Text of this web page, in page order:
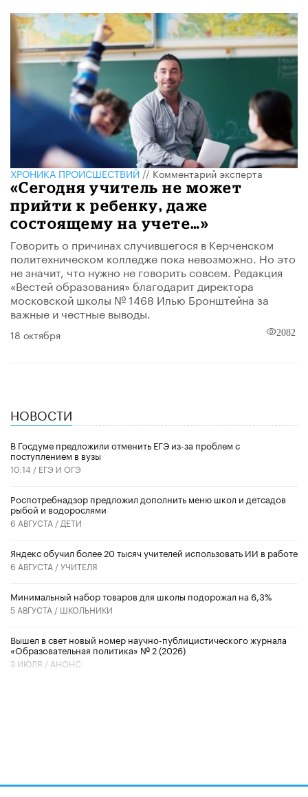
ХРОНИКА ПРОИСШЕСТВИЙ//Комментарий эксперта
«Сегодня учитель не может
прийти к ребенку, даже
состоящему на учете…»
Говорить о причинах случившегося в Керченском
политехническом колледже пока невозможно. Но это
не значит, что нужно не говорить совсем. Редакция
«Вестей образования» благодарит директора
московской школы № 1468 Илью Бронштейна за
важные и честные выводы.
18 октября 2082
НОВОСТИ
В Госдуме предложили отменить ЕГЭ из-за проблем с
поступлением в вузы
10:14 / ЕГЭ И ОГЭ
Роспотребнадзор предложил дополнить меню школ и детсадов
рыбой и водорослями
6 АВГУСТА / ДЕТИ
​Яндекс обучил более 20 тысяч учителей использовать ИИ в работе
6 АВГУСТА /УЧИТЕЛЯ
Минимальный набор товаров для школы подорожал на 6,3%
5 АВГУСТА / ШКОЛЬНИКИ
Вышел в свет новый номер научно-публицистического журнала
«Образовательная политика» № 2 (2026)
3 ИЮЛЯ / АНОНС